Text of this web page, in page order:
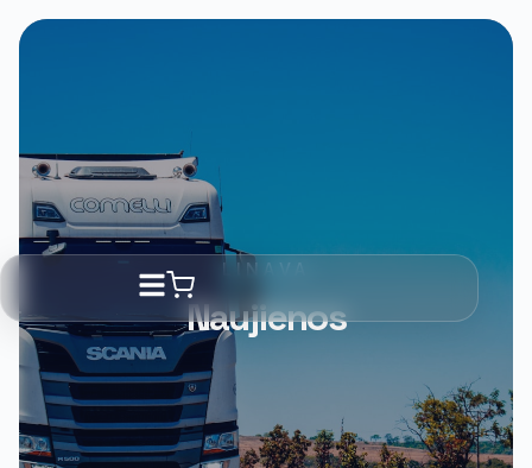
LINAVA
Naujienos